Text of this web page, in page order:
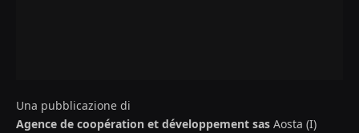
Una pubblicazione di
Agence de coopération et développement sas Aosta (I)